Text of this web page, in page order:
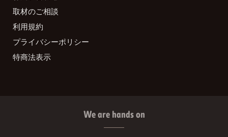
取材のご相談
利用規約
プライバシーポリシー
特商法表示
We are hands on